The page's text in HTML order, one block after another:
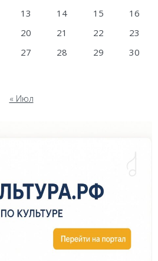
13 14 15
16
20 21 22
23
27 28 29
30
« Июл